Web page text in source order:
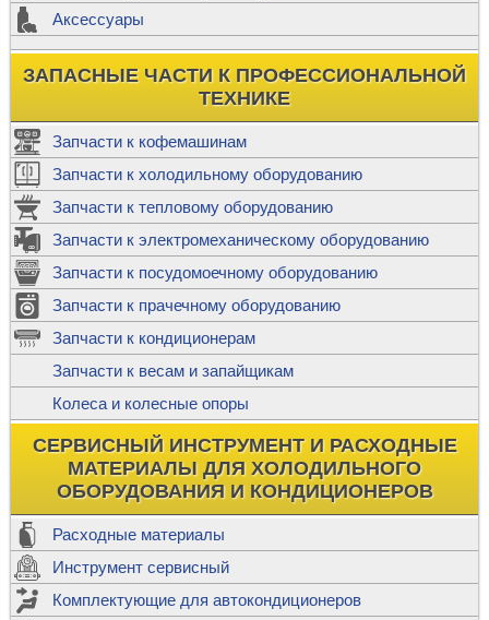
Аксессуары
ЗАПАСНЫЕ ЧАСТИ К ПРОФЕССИОНАЛЬНОЙ
ТЕХНИКЕ
Запчасти к кофемашинам
Запчасти к холодильному оборудованию
Запчасти к тепловому оборудованию
Запчасти к электромеханическому оборудованию
Запчасти к посудомоечному оборудованию
Запчасти к прачечному оборудованию
Запчасти к кондиционерам
Запчасти к весам и запайщикам
Колеса и колесные опоры
СЕРВИСНЫЙ ИНСТРУМЕНТ И РАСХОДНЫЕ
МАТЕРИАЛЫ ДЛЯ ХОЛОДИЛЬНОГО
ОБОРУДОВАНИЯ И КОНДИЦИОНЕРОВ
Расходные материалы
Инструмент сервисный
Комплектующие для автокондиционеров